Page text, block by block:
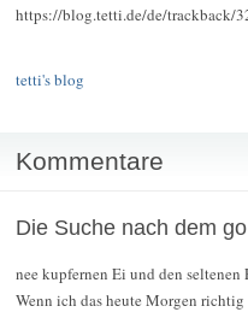
https://blog.tetti.de/de/trackback/
tetti's blog
Kommentare
Die Suche nach dem
nee kupfernen Ei und den seltenen
Wenn ich das heute Morgen